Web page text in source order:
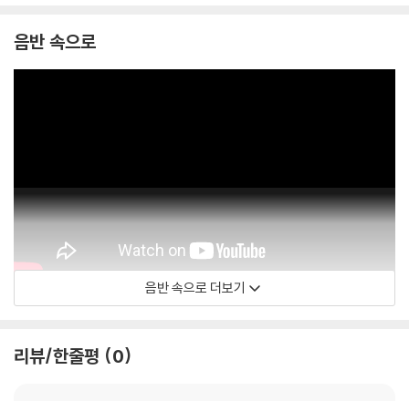
음반 속으로
음반 속으로 더보기
리뷰/한줄평 0